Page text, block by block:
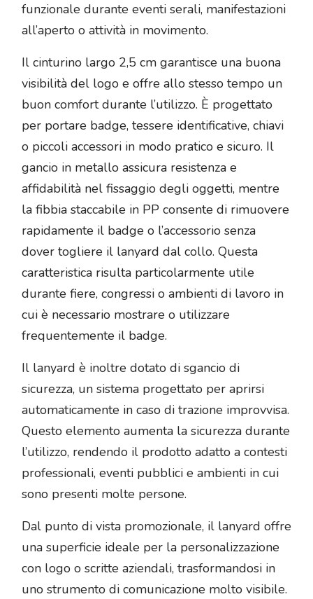
funzionale durante eventi serali, manifestazioni
all’aperto o attività in movimento.
Il cinturino largo 2,5 cm garantisce una buona
visibilità del logo e offre allo stesso tempo un
buon comfort durante l’utilizzo. È progettato
per portare badge, tessere identificative, chiavi
o piccoli accessori in modo pratico e sicuro. Il
gancio in metallo assicura resistenza e
affidabilità nel fissaggio degli oggetti, mentre
la fibbia staccabile in PP consente di rimuovere
rapidamente il badge o l’accessorio senza
dover togliere il lanyard dal collo. Questa
caratteristica risulta particolarmente utile
durante fiere, congressi o ambienti di lavoro in
cui è necessario mostrare o utilizzare
frequentemente il badge.
Il lanyard è inoltre dotato di sgancio di
sicurezza, un sistema progettato per aprirsi
automaticamente in caso di trazione improvvisa.
Questo elemento aumenta la sicurezza durante
l’utilizzo, rendendo il prodotto adatto a contesti
professionali, eventi pubblici e ambienti in cui
sono presenti molte persone.
Dal punto di vista promozionale, il lanyard offre
una superficie ideale per la personalizzazione
con logo o scritte aziendali, trasformandosi in
uno strumento di comunicazione molto visibile.